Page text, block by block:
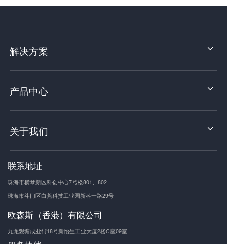
解决方案
产品中心
关于我们
联系地址
珠海市横琴新区科创中心7号楼801、802
珠海市斗门区白蕉科技工业园新科一路29号
欧森斯（香港）有限公司
九龙观塘成业街18号新怡生工业大厦2楼C座09室